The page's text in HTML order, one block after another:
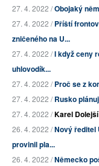
27. 4. 2022 /Obojaký
27. 4. 2022 /Příští
zničeného na U...
27. 4. 2022 /I když ceny
uhlovodík...
27. 4. 2022 /Proč se z
27. 4. 2022 /Rusko
27. 4. 2022 /Karel Dolejší
26. 4. 2022 /Nový ředitel
provinil pla...
26. 4. 2022 /Německo